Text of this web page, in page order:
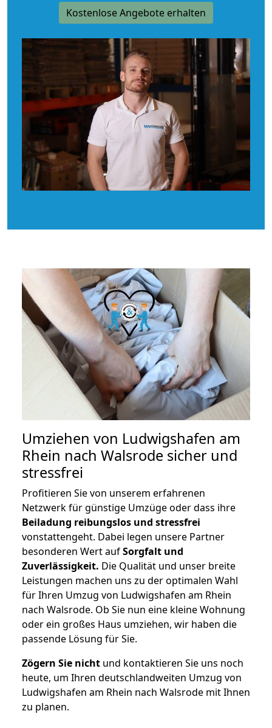
Kostenlose Angebote erhalten
Umziehen von Ludwigshafen am
Rhein nach Walsrode sicher und
stressfrei
Profitieren Sie von unserem erfahrenen
Netzwerk für günstige Umzüge oder dass ihre
Beiladung reibungslos und stressfrei
vonstattengeht. Dabei legen unsere Partner
besonderen Wert aufSorgfalt und
Zuverlässigkeit. Die Qualität und unser breite
Leistungen machen uns zu der optimalen Wahl
für Ihren Umzug von Ludwigshafen am Rhein
nach Walsrode. Ob Sie nun eine kleine Wohnung
oder ein großes Haus umziehen, wir haben die
passende Lösung für Sie.
Zögern Sie nicht und kontaktieren Sie uns noch
heute, um Ihren deutschlandweiten Umzug von
Ludwigshafen am Rhein nach Walsrode mit Ihnen
zu planen.